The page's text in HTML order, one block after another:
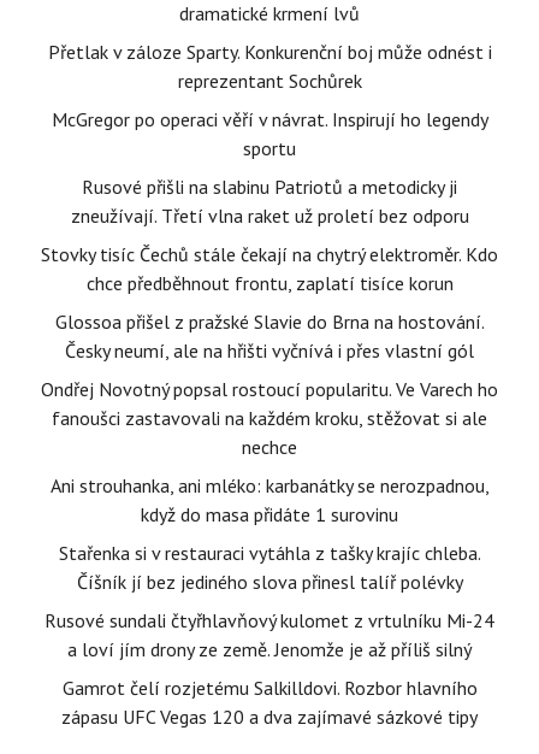
dramatické krmení lvů
Přetlak v záloze Sparty. Konkurenční boj může odnést i
reprezentant Sochůrek
McGregor po operaci věří v návrat. Inspirují ho legendy
sportu
Rusové přišli na slabinu Patriotů a metodicky ji
zneužívají. Třetí vlna raket už proletí bez odporu
Stovky tisíc Čechů stále čekají na chytrý elektroměr. Kdo
chce předběhnout frontu, zaplatí tisíce korun
Glossoa přišel z pražské Slavie do Brna na hostování.
Česky neumí, ale na hřišti vyčnívá i přes vlastní gól
Ondřej Novotný popsal rostoucí popularitu. Ve Varech ho
fanoušci zastavovali na každém kroku, stěžovat si ale
nechce
Ani strouhanka, ani mléko: karbanátky se nerozpadnou,
když do masa přidáte 1 surovinu
Stařenka si v restauraci vytáhla z tašky krajíc chleba.
Číšník jí bez jediného slova přinesl talíř polévky
Rusové sundali čtyřhlavňový kulomet z vrtulníku Mi-24
a loví jím drony ze země. Jenomže je až příliš silný
Gamrot čelí rozjetému Salkilldovi. Rozbor hlavního
zápasu UFC Vegas 120 a dva zajímavé sázkové tipy